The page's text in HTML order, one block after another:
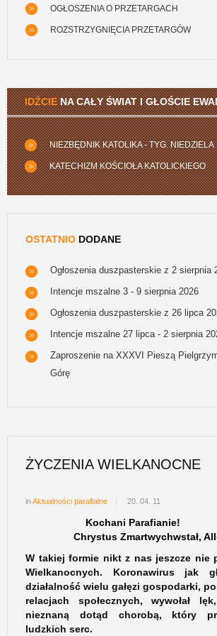
OGŁOSZENIA O PRZETARGACH
ROZSTRZYGNIĘCIA PRZETARGÓW
IDŹCIENA CAŁY ŚWIAT I GŁOŚCIE
NIEZBĘDNIK KATOLIKA - TYG. NIEDZIELA
KATECHIZM KOŚCIOŁA KATOLICKIEGO
OSTATNIO DODANE
Ogłoszenia duszpasterskie z 2 sierpnia
Intencje mszalne 3 - 9 sierpnia 2026
Ogłoszenia duszpasterskie z 26 lipca
Intencje mszalne 27 lipca - 2 sierpnia
Zaproszenie na XXXVI Pieszą
Górę
ŻYCZENIA WIELKANOCNE
inAktualności parafialne 20. 04. 11
Kochani Parafianie!
Chrystus Zmartwychwstał,
W takiej formie nikt z nas jeszcze nie
Wielkanocnych. Koronawirus jak
działalność wielu gałęzi gospodarki,
relacjach społecznych, wywołał
nieznaną dotąd chorobą, który
ludzkich serc.